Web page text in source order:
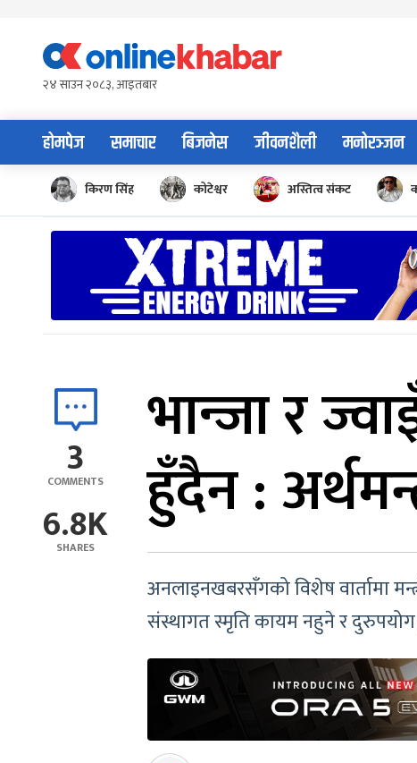
content२४ साउन २०८३, आइतबार
होमपेज समाचार बिजनेस जीवनशैली मनोरञ्जन
किरण सिंह कोटेश्वर अस्तित्व संकट
3
COMMENTS
6.8K
SHARES
भान्जा र
हुँदैन :
अनलाइनखबरसँगको विशेष वार्तामा
संस्थागत स्मृति कायम नहुने र